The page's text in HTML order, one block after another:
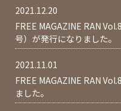
2021.12.20
FREE MAGAZINE RAN
号）が発行になりました。
2021.11.01
FREE MAGAZINE RAN
ました。